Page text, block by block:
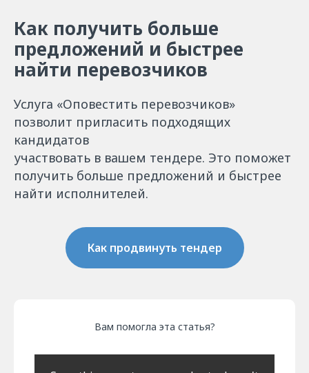
Как получить больше
предложений и быстрее
найти перевозчиков
Услуга «‎Оповестить перевозчиков»
позволит пригласить подходящих
кандидатов
участвовать в вашем тендере. Это поможет
получить больше предложений и быстрее
найти исполнителей.
Как продвинуть тендер
Вам помогла эта статья?